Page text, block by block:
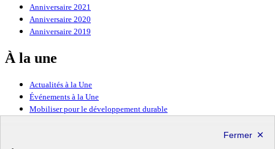
Anniversaire 2021
Anniversaire 2020
Anniversaire 2019
À la une
Actualités à la Une
Événements à la Une
Mobiliser pour le développement durable